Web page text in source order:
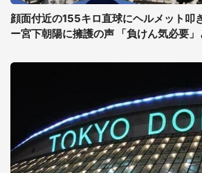
顔面付近の155キロ直球にヘルメット叩
ー宮下朝陽に擁護の声 「負けん気必要